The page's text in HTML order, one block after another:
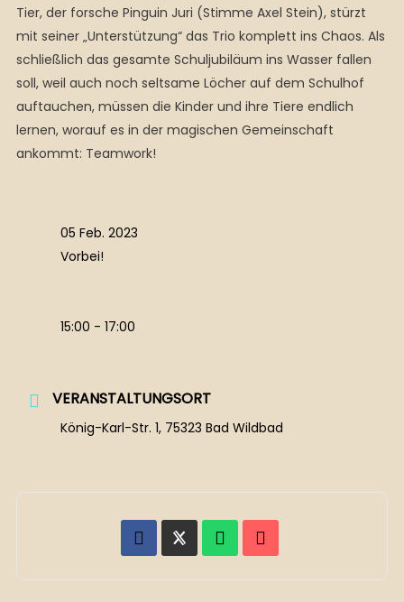
Tier, der forsche Pinguin Juri (Stimme Axel Stein), stürzt
mit seiner „Unterstützung“ das Trio komplett ins Chaos. Als
schließlich das gesamte Schuljubiläum ins Wasser fallen
soll, weil auch noch seltsame Löcher auf dem Schulhof
auftauchen, müssen die Kinder und ihre Tiere endlich
lernen, worauf es in der magischen Gemeinschaft
ankommt: Teamwork!
05 Feb. 2023
Vorbei!
15:00 - 17:00
VERANSTALTUNGSORT
König-Karl-Str. 1, 75323 Bad Wildbad